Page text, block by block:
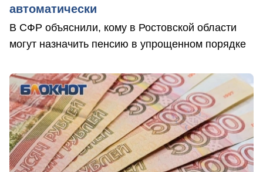
автоматически
В СФР объяснили, кому в Ростовской области
могут назначить пенсию в упрощенном порядке